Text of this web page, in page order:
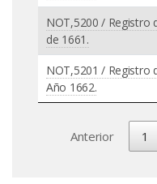
NOT,5200 / Registro
de 1661.
NOT,5201 / Registro
Año 1662.
Anterior 1